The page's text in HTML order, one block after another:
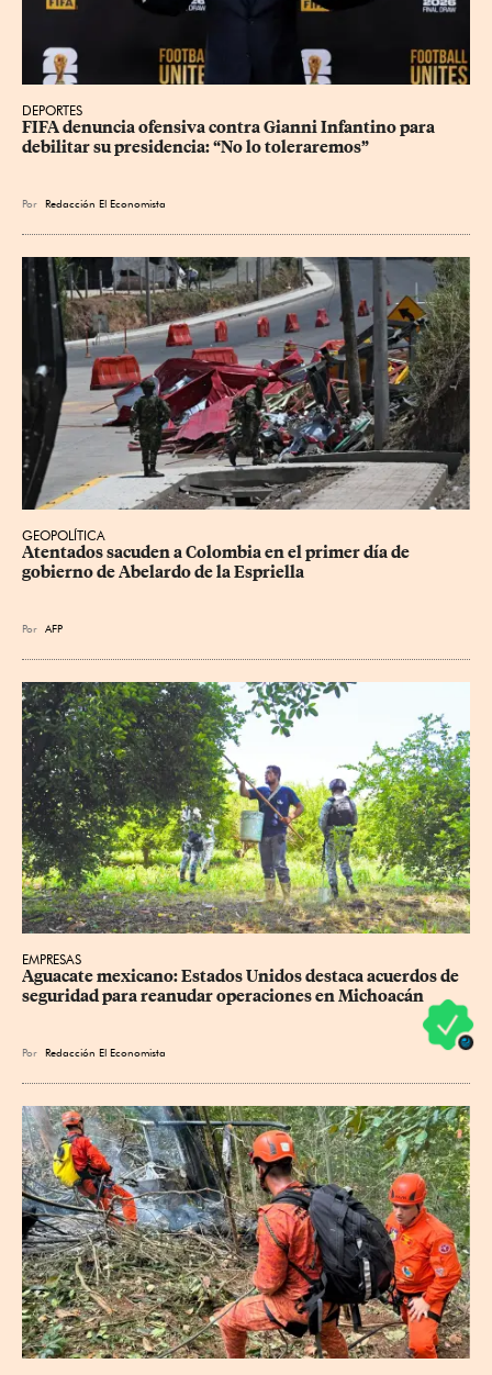
DEPORTES
FIFA denuncia ofensiva contra Gianni Infantino para
debilitar su presidencia: “No lo toleraremos”
Por Redacción El Economista
GEOPOLÍTICA
Atentados sacuden a Colombia en el primer día de
gobierno de Abelardo de la Espriella
Por AFP
EMPRESAS
Aguacate mexicano: Estados Unidos destaca acuerdos de
seguridad para reanudar operaciones en Michoacán
Por Redacción El Economista